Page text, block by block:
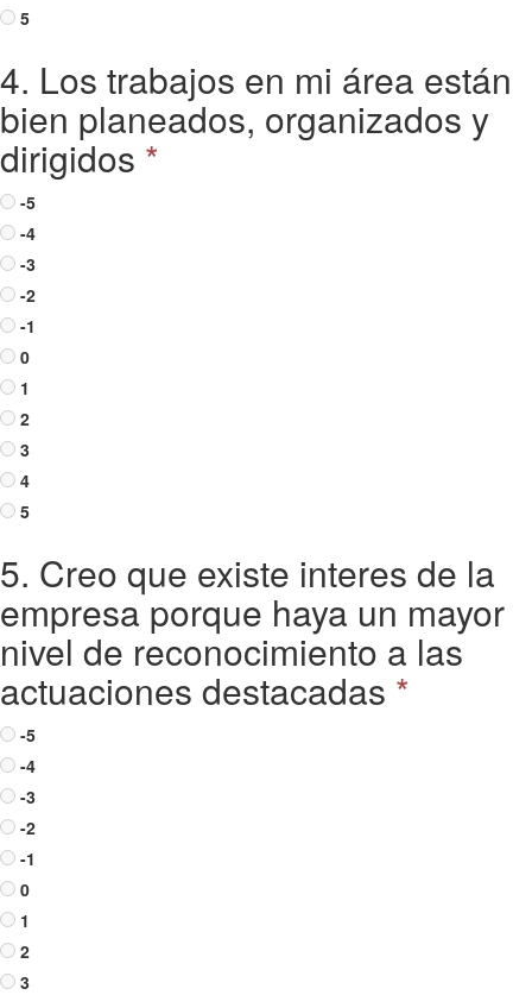
5
4. Los trabajos en mi área están
bien planeados, organizados y
dirigidos *
-5
-4
-3
-2
-1
0
1
2
3
4
5
5. Creo que existe interes de la
empresa porque haya un mayor
nivel de reconocimiento a las
actuaciones destacadas *
-5
-4
-3
-2
-1
0
1
2
3